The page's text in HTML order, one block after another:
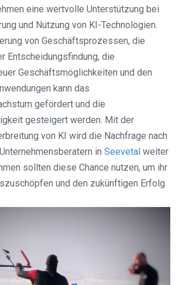
eine wertvolle Unterstützung bei
und Nutzung von KI-Technologien.
von Geschäftsprozessen, die
Entscheidungsfindung, die
Geschäftsmöglichkeiten und den
kann das
gefördert und die
gesteigert werden. Mit der
von KI wird die Nachfrage nach
in Seevetal⁠ weiter
sollten diese Chance nutzen, um ihr
und den zukünftigen Erfolg